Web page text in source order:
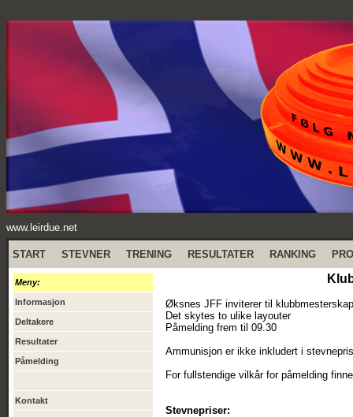
www.leirdue.net
START STEVNER TRENING RESULTATER RANKING
Meny:
Informasjon
Deltakere
Resultater
Påmelding
Kontakt
Øksnes JFF inviterer til
Det skytes to ulike layouter
Påmelding frem til 09.30
Ammunisjon er ikke inkludert i
For fullstendige vilkår for påmelding
Stevnepriser: